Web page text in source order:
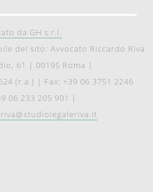
da GH s.r.l.
del sito: Avvocato Riccardo Riva
61 | 00195 Roma |
(r.a.) | Fax: +39 06 3751 2246
06 233 205 901 |